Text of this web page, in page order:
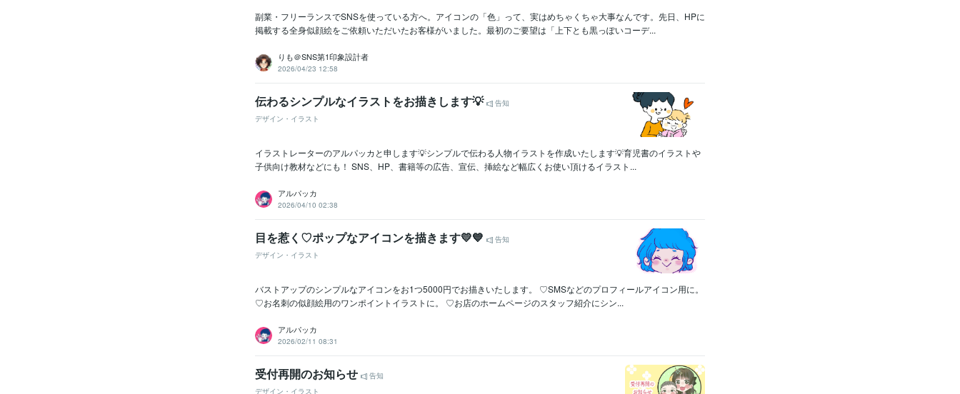
副業・フリーランスでSNSを使っている方へ。アイコンの「色」って、実はめちゃくちゃ大事なんです。先日、HPに
掲載する全身似顔絵をご依頼いただいたお客様がいました。最初のご要望は「上下とも黒っぽいコーデ...
りも＠SNS第1印象設計者
2026/04/23 12:58
伝わるシンプルなイラストをお描きします💡
告知
デザイン・イラスト
イラストレーターのアルパッカと申します💡シンプルで伝わる人物イラストを作成いたします💡育児書のイラストや
子供向け教材などにも！ SNS、HP、書籍等の広告、宣伝、挿絵など幅広くお使い頂けるイラスト...
アルパッカ
2026/04/10 02:38
目を惹く♡ポップなアイコンを描きます💛💙
告知
デザイン・イラスト
バストアップのシンプルなアイコンをお1つ5000円でお描きいたします。 ♡SMSなどのプロフィールアイコン用に。
♡お名刺の似顔絵用のワンポイントイラストに。 ♡お店のホームページのスタッフ紹介にシン...
アルパッカ
2026/02/11 08:31
受付再開のお知らせ
告知
デザイン・イラスト